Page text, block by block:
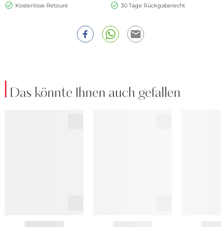
Kostenlose Retoure
30 Tage Rückgaberecht
Das könnte Ihnen auch gefallen